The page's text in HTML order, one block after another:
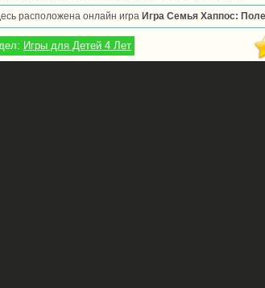
расположена онлайн игра Игра Семья Хаппос:
Игры для Детей 4 Лет